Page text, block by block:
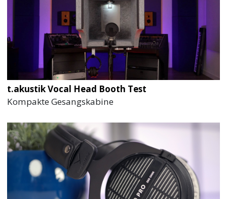
t.akustik Vocal Head Booth Test
Kompakte Gesangskabine